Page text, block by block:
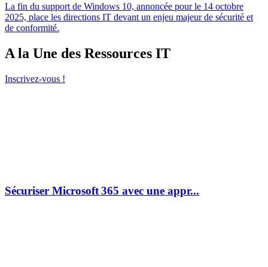
La fin du support de Windows 10, annoncée pour le 14 octobre
2025, place les directions IT devant un enjeu majeur de sécurité et
de conformité.
A la Une des Ressources IT
Inscrivez-vous !
Sécuriser Microsoft 365 avec une appr...